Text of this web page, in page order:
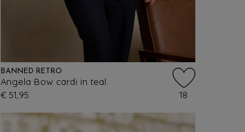
BANNED RETRO
Angela Bow cardi in teal
€ 51,95
18